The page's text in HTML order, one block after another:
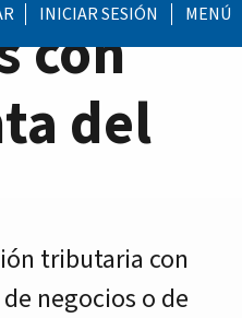
INICIAR SESIÓN MENÚ
con
del
tributaria con
negocios o de